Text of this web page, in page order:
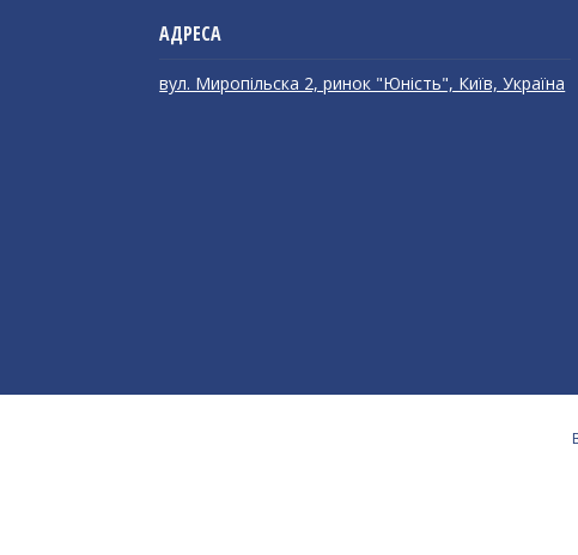
вул. Миропільска 2, ринок "Юність", Київ, Україна